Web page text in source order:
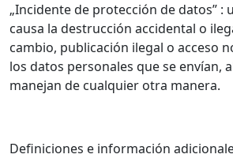
„Incidente de protección de datos” :
causa la destrucción accidental o
cambio, publicación ilegal o acceso
los datos personales que se envían,
manejan de cualquier otra manera.
Definiciones e información